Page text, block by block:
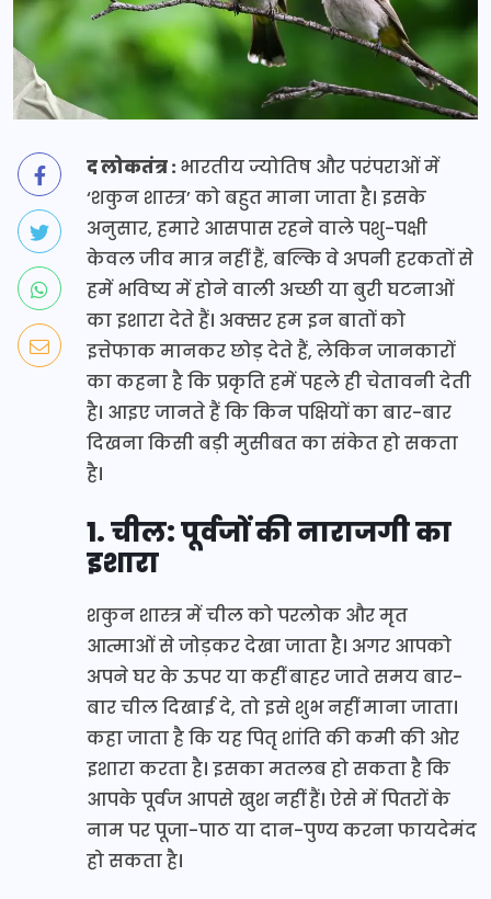
द लोकतंत्र :भारतीय ज्योतिष और परंपराओं में
‘शकुन शास्त्र’ को बहुत माना जाता है। इसके
अनुसार, हमारे आसपास रहने वाले पशु-पक्षी
केवल जीव मात्र नहीं हैं, बल्कि वे अपनी हरकतों से
हमें भविष्य में होने वाली अच्छी या बुरी घटनाओं
का इशारा देते हैं। अक्सर हम इन बातों को
इत्तेफाक मानकर छोड़ देते हैं, लेकिन जानकारों
का कहना है कि प्रकृति हमें पहले ही चेतावनी देती
है। आइए जानते हैं कि किन पक्षियों का बार-बार
दिखना किसी बड़ी मुसीबत का संकेत हो सकता
है।
1. चील: पूर्वजों की नाराजगी का
इशारा
शकुन शास्त्र में चील को परलोक और मृत
आत्माओं से जोड़कर देखा जाता है। अगर आपको
अपने घर के ऊपर या कहीं बाहर जाते समय बार-
बार चील दिखाई दे, तो इसे शुभ नहीं माना जाता।
कहा जाता है कि यह पितृ शांति की कमी की ओर
इशारा करता है। इसका मतलब हो सकता है कि
आपके पूर्वज आपसे खुश नहीं हैं। ऐसे में पितरों के
नाम पर पूजा-पाठ या दान-पुण्य करना फायदेमंद
हो सकता है।